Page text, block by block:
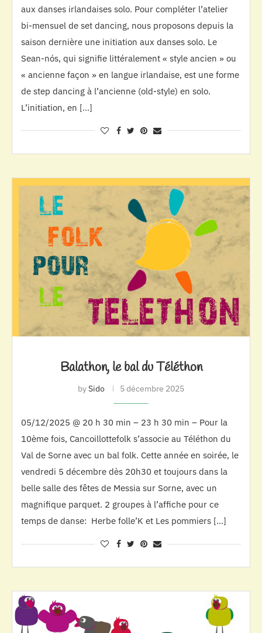
aux danses irlandaises solo. Pour compléter l’atelier
bi-mensuel de set dancing, nous proposons depuis la
saison dernière une initiation aux danses solo. Le
Sean-nós, qui signifie littéralement « style ancien » ou
« ancienne façon » en langue irlandaise, est une forme
de step dancing à l’ancienne (old-style) en solo.
L’initiation, en […]
Balathon, le bal du Téléthon
bySido 5 décembre 2025
05/12/2025 @ 20 h 30 min – 23 h 30 min – Pour la
10ème fois, Cancoillottefolk s’associe au Téléthon du
Val de Sorne avec un bal folk. Cette année en soirée, le
vendredi 5 décembre dès 20h30 et toujours dans la
belle salle des fêtes de Messia sur Sorne, avec un
magnifique parquet. 2 groupes à l’affiche pour ce
temps de danse: Herbe folle’K et Les pommiers […]